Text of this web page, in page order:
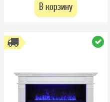
В корзину